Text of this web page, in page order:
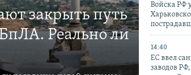
закрыть путь
Реально ли
Войска РФ
14:40
ЕС ввел
заводов